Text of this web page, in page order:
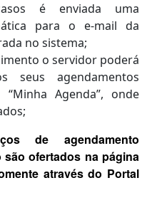
é enviada uma
para o e-mail da
no sistema;
o servidor poderá
seus agendamentos
Agenda”, onde
de agendamento
são ofertados na página
através do Portal